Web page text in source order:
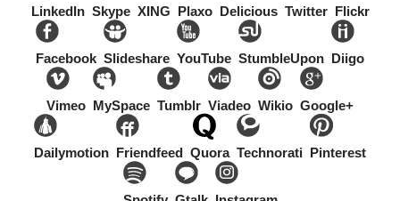
LinkedIn Skype XING Plaxo Delicious Twitter Flickr
Facebook Slideshare YouTube StumbleUpon Diigo
Vimeo MySpace Tumblr Viadeo Wikio Google+
Dailymotion Friendfeed Quora Technorati Pinterest